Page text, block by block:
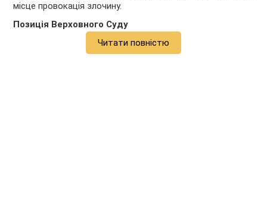
місце провокація злочину.
Позиція Верховного Суду
Читати повністю